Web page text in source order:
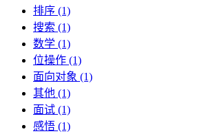
排序 (1)
搜索 (1)
数学 (1)
位操作 (1)
面向对象 (1)
其他 (1)
面试 (1)
感悟 (1)